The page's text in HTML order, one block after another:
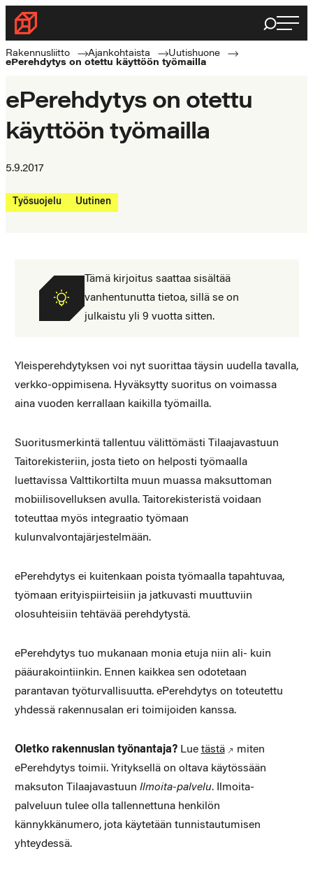
Siirry
suoraan
sisältöön
Rakennusliitto
Rakennusalan
ammattilaisten
Haku
Rakennusliitto Ajankohtaista
Uutishuone
ePerehdytys on otettu käyttöön työmailla
ePerehdytys on otettu
käyttöön työmailla
5.9.2017
Työsuojelu Uutinen
Tämä kirjoitus saattaa sisältää
vanhentunutta tietoa, sillä se on
julkaistu yli 9 vuotta sitten.
Yleisperehdytyksen voi nyt suorittaa täysin uudella tavalla,
verkko-oppimisena. Hyväksytty suoritus on voimassa
aina vuoden kerrallaan kaikilla työmailla.
Suoritusmerkintä tallentuu välittömästi Tilaajavastuun
Taitorekisteriin, josta tieto on helposti työmaalla
luettavissa Valttikortilta muun muassa maksuttoman
mobiilisovelluksen avulla. Taitorekisteristä voidaan
toteuttaa myös integraatio työmaan
kulunvalvontajärjestelmään.
ePerehdytys ei kuitenkaan poista työmaalla tapahtuvaa,
työmaan erityispiirteisiin ja jatkuvasti muuttuviin
olosuhteisiin tehtävää perehdytystä.
ePerehdytys tuo mukanaan monia etuja niin ali- kuin
pääurakointiinkin. Ennen kaikkea sen odotetaan
parantavan työturvallisuutta. ePerehdytys on toteutettu
yhdessä rakennusalan eri toimijoiden kanssa.
Oletko rakennuslan työnantaja?Lue tästä
miten
ePerehdytys toimii. Yrityksellä on oltava käytössään
maksuton Tilaajavastuun Ilmoita-palvelu. Ilmoita-
palveluun tulee olla tallennettuna henkilön
kännykkänumero, jota käytetään tunnistautumisen
yhteydessä.